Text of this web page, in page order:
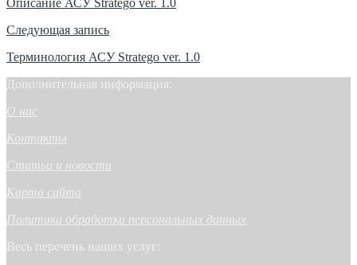
Следующая запись
Терминология АСУ Stratego ver. 1.0
Дополнительная информация:
О нас
Контакты
Статьи и новости
Карта сайта
Политика обработки персональных данных
Весь перечень наших услуг: